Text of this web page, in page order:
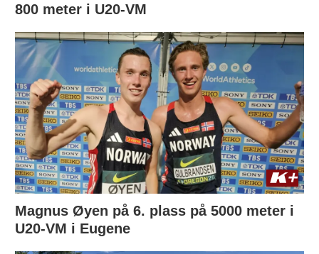
800 meter i U20-VM
Magnus Øyen på 6. plass på 5000 meter i
U20-VM i Eugene